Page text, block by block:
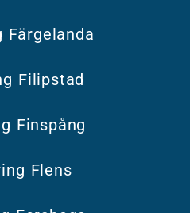
Färgelanda
Filipstad
Finspång
Flens